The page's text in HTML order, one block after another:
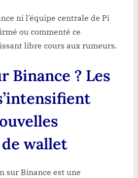
ni l’équipe centrale de Pi
ou commenté ce
libre cours aux rumeurs.
Binance ? Les
wallet
sur Binance est une